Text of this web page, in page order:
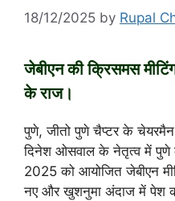
18/12/2025 by Rupal
जेबीएन की क्रिसमस
के राज।
पुणे, जीतो पुणे चैप्टर के
दिनेश ओसवाल के नेतृत्व में पुणे
2025 को आयोजित जेबीएन
नए और खुशनुमा अंदाज में पेश